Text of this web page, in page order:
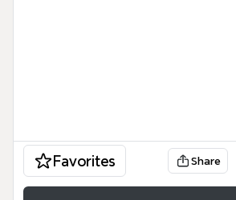
Favorites Share